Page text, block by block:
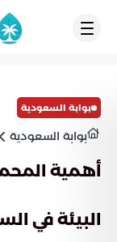
بوابة السعودية
بوابة السعودية
أهمية
البيئة في